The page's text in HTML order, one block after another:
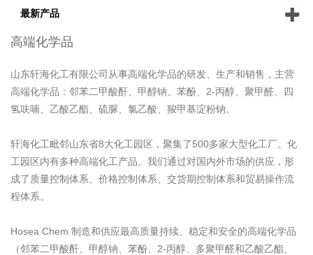
最新产品
高端化学品
山东轩海化工有限公司从事高端化学品的研发、生产和销售，主营
高端化学品：邻苯二甲酸酐、甲醇钠、苯酚、2-丙醇、聚甲醛、四
氢呋喃、乙酸乙酯、硫脲、氯乙酸、羧甲基淀粉钠。
轩海化工毗邻山东省8大化工园区，聚集了500多家大型化工厂。 化
工园区内有多种高端化工产品。 我们通过对国内外市场的供应，形
成了质量控制体系、价格控制体系、交货期控制体系和贸易操作流
程体系。
Hosea Chem 制造和供应最高质量持续、稳定和安全的高端化学品
（邻苯二甲酸酐、甲醇钠、苯酚、2-丙醇、多聚甲醛和乙酸乙酯、